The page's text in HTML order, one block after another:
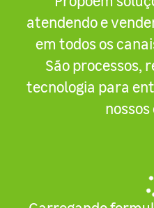
atendendo e
em todos os
São processos,
tecnologia para